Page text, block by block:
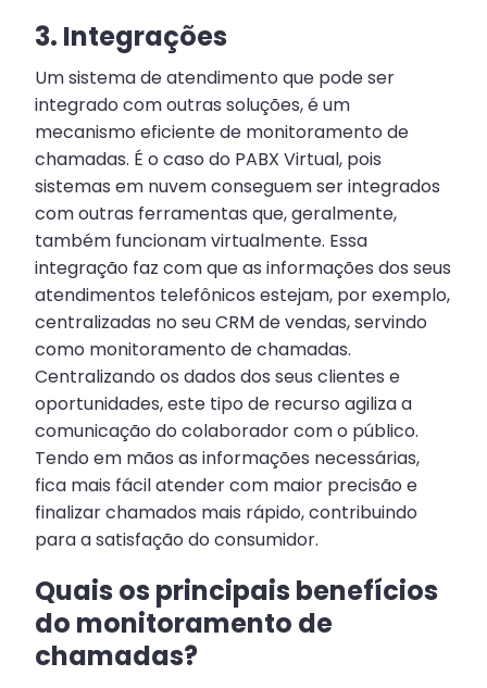
3. Integrações
Um sistema de atendimento que pode ser
integrado com outras soluções, é um
mecanismo eficiente de monitoramento de
chamadas. É o caso do PABX Virtual, pois
sistemas em nuvem conseguem ser integrados
com outras ferramentas que, geralmente,
também funcionam virtualmente. Essa
integração faz com que as informações dos seus
atendimentos telefônicos estejam, por exemplo,
centralizadas no seu CRM de vendas, servindo
como monitoramento de chamadas.
Centralizando os dados dos seus clientes e
oportunidades, este tipo de recurso agiliza a
comunicação do colaborador com o público.
Tendo em mãos as informações necessárias,
fica mais fácil atender com maior precisão e
finalizar chamados mais rápido, contribuindo
para a satisfação do consumidor.
Quais os principais benefícios
do monitoramento de
chamadas?